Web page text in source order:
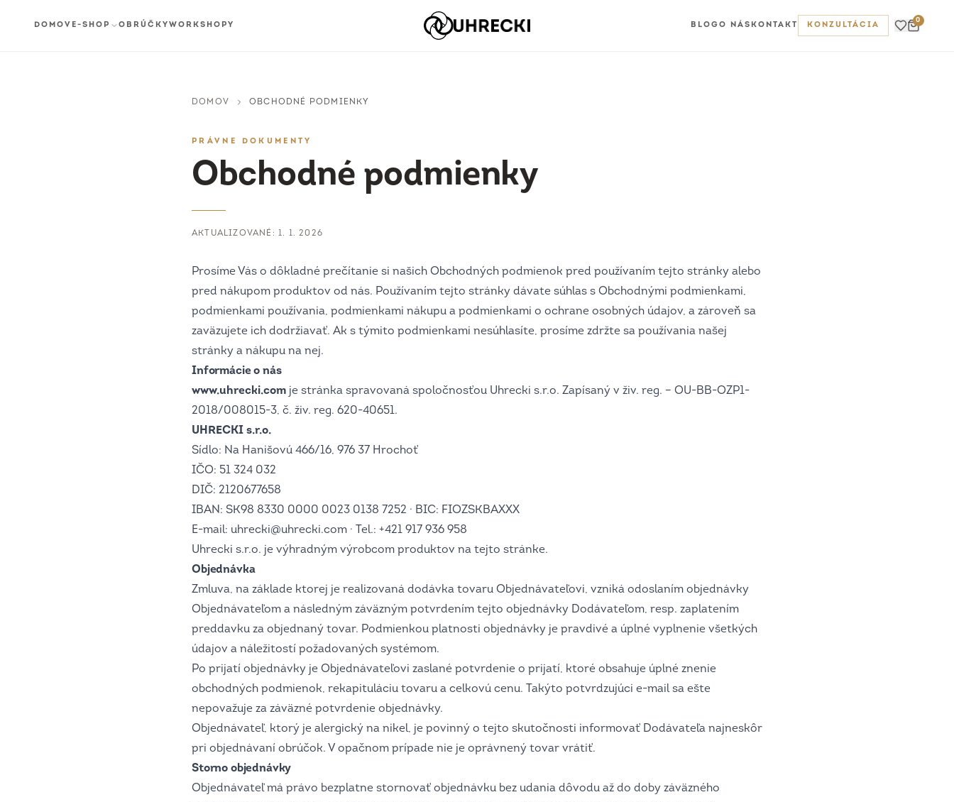
DOMOV E-SHOP OBRÚČKYWORKSHOPY BLOGO NÁS KONTAKT KONZULTÁCIA
0
DOMOV OBCHODNÉ PODMIENKY
PRÁVNE DOKUMENTY
Obchodné podmienky
AKTUALIZOVANÉ: 1. 1. 2026
Prosíme Vás o dôkladné prečítanie si našich Obchodných podmienok pred používaním tejto stránky alebo
pred nákupom produktov od nás. Používaním tejto stránky dávate súhlas s Obchodnými podmienkami,
podmienkami používania, podmienkami nákupu a podmienkami o ochrane osobných údajov, a zároveň sa
zaväzujete ich dodržiavať. Ak s týmito podmienkami nesúhlasíte, prosíme zdržte sa používania našej
stránky a nákupu na nej.
Informácie o nás
www.uhrecki.com je stránka spravovaná spoločnosťou Uhrecki s.r.o. Zapísaný v živ. reg. – OU-BB-OZP1-
2018/008015-3, č. živ. reg. 620-40651.
UHRECKI s.r.o.
Sídlo: Na Hanišovú 466/16, 976 37 Hrochoť
IČO: 51 324 032
DIČ: 2120677658
IBAN: SK98 8330 0000 0023 0138 7252 · BIC: FIOZSKBAXXX
E-mail: uhrecki@uhrecki.com · Tel.: +421 917 936 958
Uhrecki s.r.o. je výhradným výrobcom produktov na tejto stránke.
Objednávka
Zmluva, na základe ktorej je realizovaná dodávka tovaru Objednávateľovi, vzniká odoslaním objednávky
Objednávateľom a následným záväzným potvrdením tejto objednávky Dodávateľom, resp. zaplatením
preddavku za objednaný tovar. Podmienkou platnosti objednávky je pravdivé a úplné vyplnenie všetkých
údajov a náležitostí požadovaných systémom.
Po prijatí objednávky je Objednávateľovi zaslané potvrdenie o prijatí, ktoré obsahuje úplné znenie
obchodných podmienok, rekapituláciu tovaru a celkovú cenu. Takýto potvrdzujúci e-mail sa ešte
nepovažuje za záväzné potvrdenie objednávky.
Objednávateľ, ktorý je alergický na nikel, je povinný o tejto skutočnosti informovať Dodávateľa najneskôr
pri objednávaní obrúčok. V opačnom prípade nie je oprávnený tovar vrátiť.
Storno objednávky
Objednávateľ má právo bezplatne stornovať objednávku bez udania dôvodu až do doby záväzného